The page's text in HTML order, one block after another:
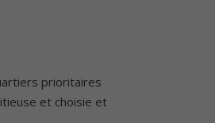
prioritaires
et choisie et